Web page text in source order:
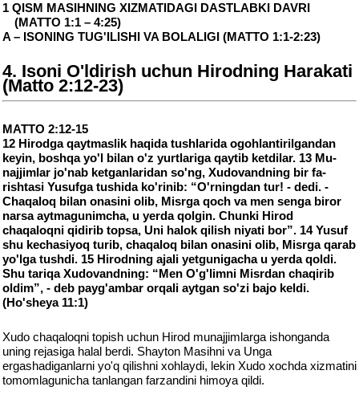
1 QISM MASIHNING XIZMATIDAGI DASTLABKI DAVRI
(MATTO 1:1 – 4:25)
A – ISONING TUG'ILISHI VA BOLALIGI (MATTO 1:1-2:23)
4. Isoni O'ldirish uchun Hirodning Harakati
(Matto 2:12-23)
MATTO 2:12-15
12 Hirodga qaytmaslik haqida tushlarida ogohlantirilgandan
keyin, boshqa yo'l bilan o'z yurtlariga qaytib ketdilar. 13 Mu-
najjimlar jo'nab ketganlaridan so'ng, Xudovandning bir fa-
rishtasi Yusufga tushida ko'rinib: “O'rningdan tur! - dedi. -
Chaqaloq bilan onasini olib, Misrga qoch va men senga biror
narsa aytmagunimcha, u yerda qolgin. Chunki Hirod
chaqaloqni qidirib topsa, Uni halok qilish niyati bor”. 14 Yusuf
shu kechasiyoq turib, chaqaloq bilan onasini olib, Misrga qarab
yo'lga tushdi. 15 Hirodning ajali yetgunigacha u yerda qoldi.
Shu tariqa Xudovandning: “Men O'g'limni Misrdan chaqirib
oldim”, - deb payg'ambar orqali aytgan so'zi bajo keldi.
(Ho'sheya 11:1)
Xudo chaqaloqni topish uchun Hirod munajjimlarga ishonganda
uning rejasiga halal berdi. Shayton Masihni va Unga
ergashadiganlarni yo'q qilishni xohlaydi, lekin Xudo xochda xizmatini
tomomlagunicha tanlangan farzandini himoya qildi.